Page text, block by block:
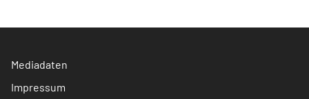
Mediadaten
Impressum